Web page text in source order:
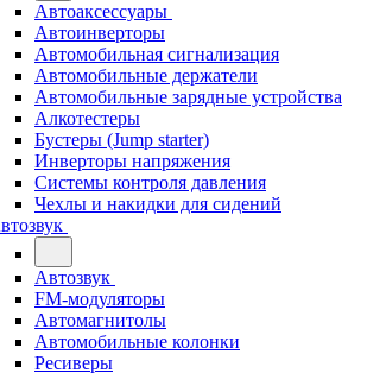
Автоаксессуары
Автоинверторы
Автомобильная сигнализация
Автомобильные держатели
Автомобильные зарядные устройства
Алкотестеры
Бустеры (Jump starter)
Инверторы напряжения
Системы контроля давления
Чехлы и накидки для сидений
Автозвук
FM-модуляторы
Автомагнитолы
Автомобильные колонки
Ресиверы